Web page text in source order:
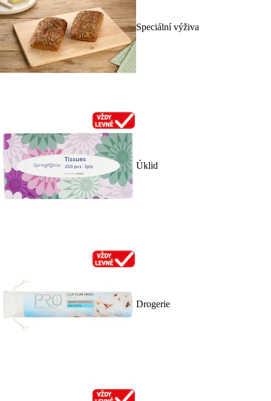
Speciální výživa
Úklid
Drogerie